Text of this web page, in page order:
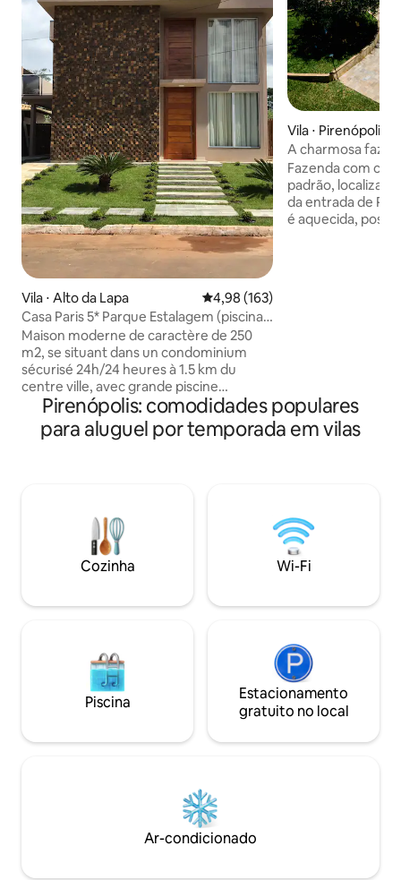
Vila ⋅ Alto da Lapa 4,98 de uma avaliação média de
4,98 (163)
Casa Paris 5* Parque Estalagem (piscina
aquecida)
Maison moderne de caractère de 250
m2, se situant dans un condominium
sécurisé 24h/24 heures à 1.5 km du
centre ville, avec grande piscine
(chauffage solaire). Propose: une Master
Suite avec lit bébé, une Suite avec lit
double, une chambre lit double et lit
de service de ménage et service de
cuisine (en supplément sur demande).
Vila ⋅ Pirenópolis
A charmosa
Fazenda com
padrão,
da entrada de
é aquecida,
Pirenópolis: comodidades populares
para aluguel por temporada em vilas
Cozinha Wi-Fi
Piscina
Estacionamento
gratuito no local
Ar-condicionado